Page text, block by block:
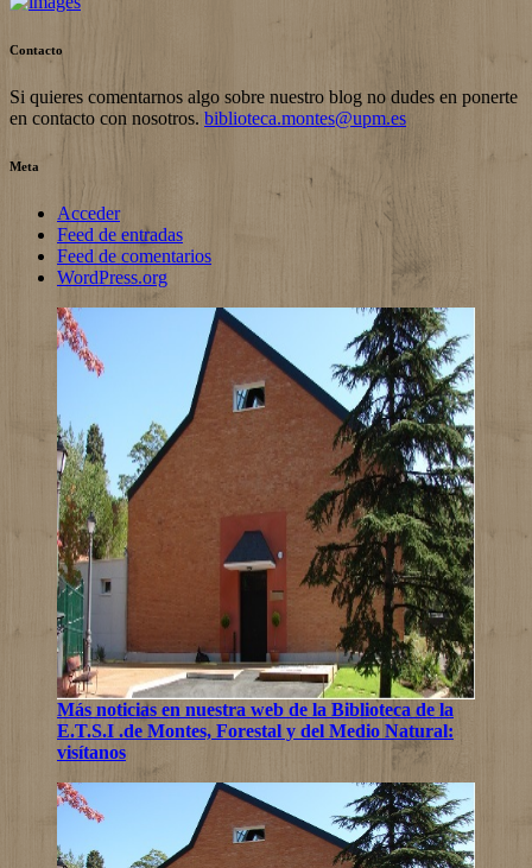
Contacto
Si quieres comentarnos algo sobre nuestro blog no dudes en ponerte
en contacto con nosotros. biblioteca.montes@upm.es
Meta
Acceder
Feed de entradas
Feed de comentarios
WordPress.org
Más noticias en nuestra web de la Biblioteca de la
E.T.S.I .de Montes, Forestal y del Medio Natural:
visítanos